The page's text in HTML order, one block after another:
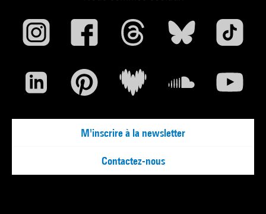
M'inscrire à la newsletter
Contactez-nous